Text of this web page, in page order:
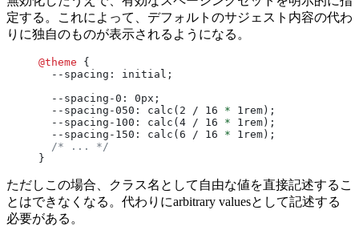
定する。これによって、デフォルトのサジェスト内容の代わ
りに独自のものが表示されるようになる。
@theme {
  --spacing: initial;
  --spacing-0: 0px;
  --spacing-050: calc(2 / 16
* 1rem);
  --spacing-100: calc(4 / 16
* 1rem);
  --spacing-150: calc(6 / 16
* 1rem);
  /* ... */
}
ただしこの場合、クラス名として自由な値を直接記述するこ
とはできなくなる。代わりにarbitrary valuesとして記述する
必要がある。